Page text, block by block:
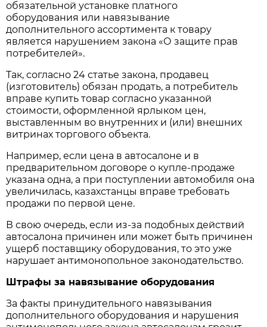
обязательной установке платного
оборудования или навязывание
дополнительного ассортимента к товару
является нарушением закона «О защите прав
потребителей».
Так, согласно 24 статье закона, продавец
(изготовитель) обязан продать, а потребитель
вправе купить товар согласно указанной
стоимости, оформленной ярлыком цен,
выставленным во внутренних и (или) внешних
витринах торгового объекта.
Например, если цена в автосалоне и в
предварительном договоре о купле-продаже
указана одна, а при поступлении автомобиля она
увеличилась, казахстанцы вправе требовать
продажи по первой цене.
В свою очередь, если из-за подобных действий
автосалона причинен или может быть причинен
ущерб поставщику оборудования, то это уже
нарушает антимонопольное законодательство.
Штрафы за навязывание оборудования
За факты принудительного навязывания
дополнительного оборудования и нарушения